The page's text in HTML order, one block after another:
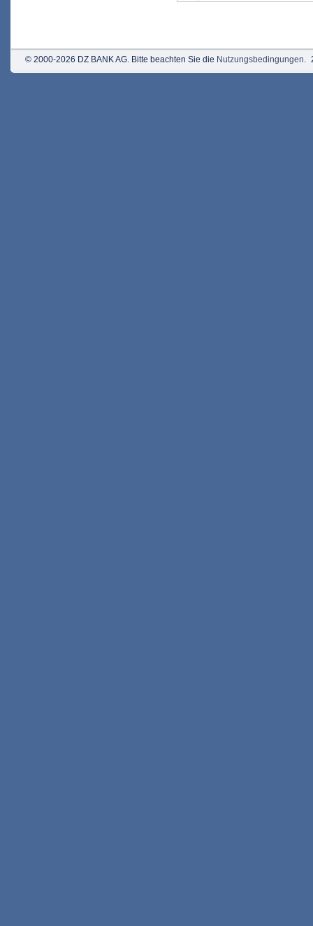
© 2000-2026 DZ BANK AG. Bitte beachten Sie die Nutzungsbedingungen.